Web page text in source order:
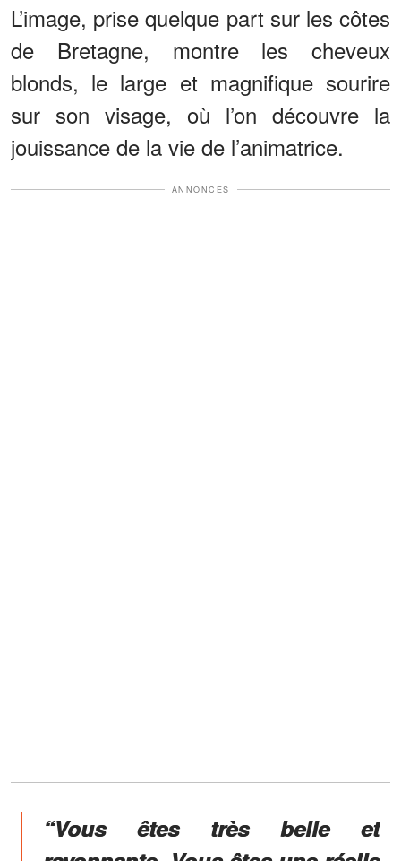
L’image, prise quelque part sur les côtes
de Bretagne, montre les cheveux
blonds, le large et magnifique sourire
sur son visage, où l’on découvre la
jouissance de la vie de l’animatrice.
ANNONCES
“Vous êtes très belle et